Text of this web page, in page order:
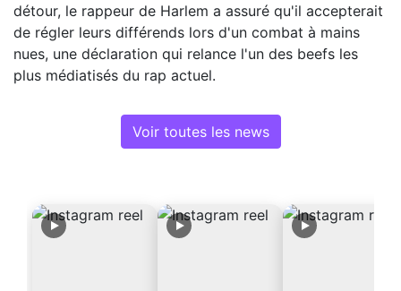
détour, le rappeur de Harlem a assuré qu'il accepterait
de régler leurs différends lors d'un combat à mains
nues, une déclaration qui relance l'un des beefs les
plus médiatisés du rap actuel.
Voir toutes les news